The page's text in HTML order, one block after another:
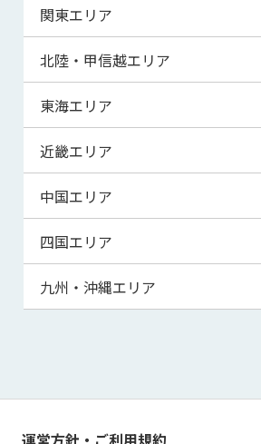
北海道
青森県
宮城県
秋田県
山形県
関東エリア
東京都
神奈川県
埼玉県
千葉県
茨城県
群馬県
北陸・甲信越エリア
新潟県
富山県
福井県
山梨県
長野県
東海エリア
岐阜県
静岡県
三重県
近畿エリア
滋賀県
京都府
大阪府
兵庫県
和歌山県
中国エリア
鳥取県
島根県
山口県
四国エリア
徳島県
高知県
九州・沖縄エリア
運営方針・ご利用規約